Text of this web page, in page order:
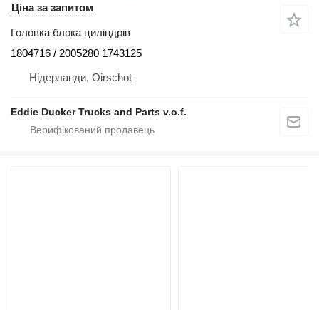
Ціна за запитом
Головка блока циліндрів
1804716 / 2005280 1743125
Нідерланди, Oirschot
Eddie Ducker Trucks and Parts v.o.f.